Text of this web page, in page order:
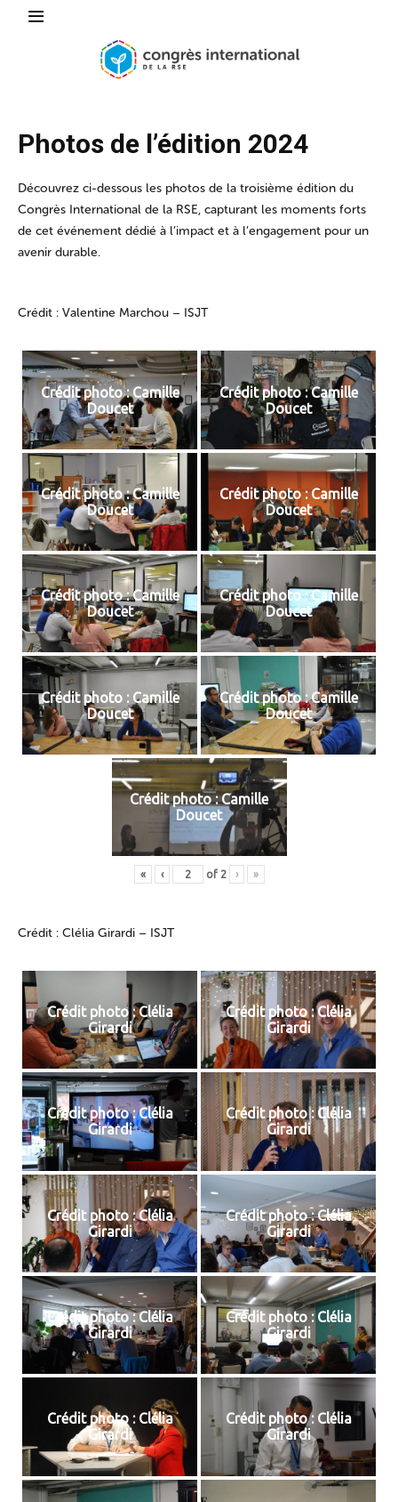
Photos de l’édition 2024
Découvrez ci-dessous les photos de la troisième édition du
Congrès International de la RSE, capturant les moments forts
de cet événement dédié à l’impact et à l’engagement pour un
avenir durable.
Crédit : Valentine Marchou – ISJT
Crédit photo : Camille
Doucet
Crédit photo : Camille
Doucet
Crédit photo : Camille
Doucet
Crédit photo : Camille
Doucet
Crédit photo : Camille
Doucet
Crédit photo : Camille
Doucet
Crédit photo : Camille
Doucet
Crédit photo : Camille
Doucet
Crédit photo : Camille
Doucet
« ‹ of 2 › »
Crédit : Clélia Girardi – ISJT
Crédit photo : Clélia
Girardi
Crédit photo : Clélia
Girardi
Crédit photo : Clélia
Girardi
Crédit photo : Clélia
Girardi
Crédit photo : Clélia
Girardi
Crédit photo : Clélia
Girardi
Crédit photo : Clélia
Girardi
Crédit photo : Clélia
Girardi
Crédit photo : Clélia
Girardi
Crédit photo : Clélia
Girardi